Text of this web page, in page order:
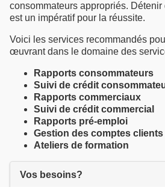
consommateurs appropriés.
est un impératif pour la réussite.
Voici les services recommandés
œuvrant dans le domaine des
Rapports consommateurs
Suivi de crédit
Rapports commerciaux
Suivi de crédit commercial
Rapports pré-emploi
Gestion des comptes
Ateliers de formation
Vos besoins?